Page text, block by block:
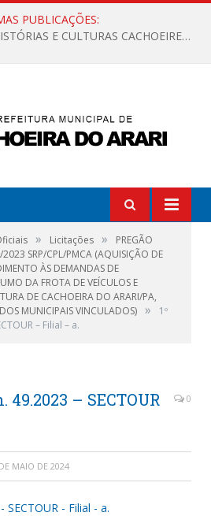
PUBLICAÇÕES:
A VALORIZAÇÃO DAS HISTÓRIAS E CULTURAS CACHOEIRENSES
» Licitações »
PREGÃO
2023 SRP/CPL/PMCA (AQUISIÇÃO DE
ÀS DEMANDAS DE
DA FROTA DE VEÍCULOS E
DE CACHOEIRA DO ARARI/PA,
MUNICIPAIS VINCULADOS) »
1º
– Filial – a.
49.2023 – SECTOUR
0
MAIO DE 2024
SECTOUR - Filial - a.